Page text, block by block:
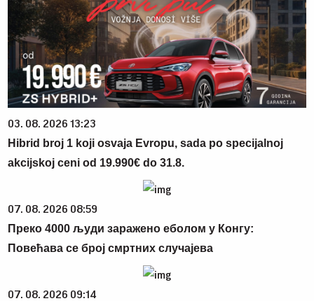
03. 08. 2026 13:23
Hibrid broj 1 koji osvaja Evropu, sada po specijalnoj
akcijskoj ceni od 19.990€ do 31.8.
07. 08. 2026 08:59
Преко 4000 људи заражено еболом у Конгу:
Повећава се број смртних случајева
07. 08. 2026 09:14